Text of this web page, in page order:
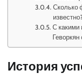
Сколько
С какими
История